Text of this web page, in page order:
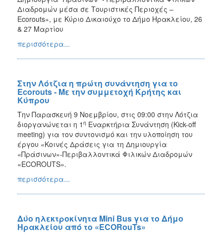
Διαδρομών μέσα σε Τουριστικές Περιοχές –
Ecorouts», με Κύριο Δικαιούχο το Δήμο Ηρακλείου, 26
& 27 Μαρτίου
περισσότερα...
Στην Λότζια η πρώτη συνάντηση για το
Ecorouts - Με την συμμετοχή Κρήτης και
Κύπρου
Την Παρασκευή 9 Νοεμβρίου, στις 09:00 στην Λότζια
διοργανώνεται η 1 η Εναρκτήρια Συνάντηση (Kick-off
meeting) για τον συντονισμό και την υλοποίηση του
έργου «Κοινές Δράσεις για τη Δημιουργία
«Πράσινων»-Περιβαλλοντικά Φιλικών Διαδρομών
«ECOROUTS».
περισσότερα...
Δύο ηλεκτροκίνητα Mini Bus για το Δήμο
Ηρακλείου από το «ECORouTs»